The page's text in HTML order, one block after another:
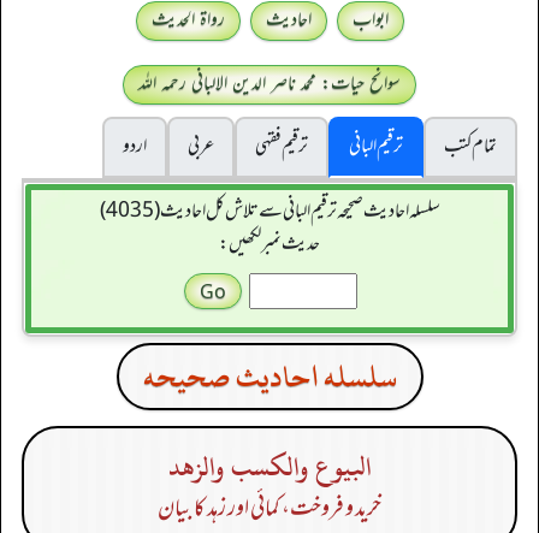
ابواب احادیث
رواۃ الحدیث
سوانح حیات: محمد ناصر الدین الالبانی رحمہ اللہ
تمام کتب
ترقیم البانی ترقيم فقہی عربی
اردو
سلسله احاديث صحيحه ترقیم البانی سے تلاش کل احادیث (4035)
حدیث نمبر لکھیں:
سلسله احاديث صحيحه
البيوع والكسب والزهد
خرید و فروخت، کمائی اور زہد کا بیان